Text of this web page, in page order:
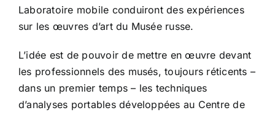
Laboratoire mobile conduiront des expériences
sur les œuvres d’art du Musée russe.
L’idée est de pouvoir de mettre en œuvre devant
les professionnels des musés, toujours réticents –
dans un premier temps – les techniques
d’analyses portables développées au Centre de